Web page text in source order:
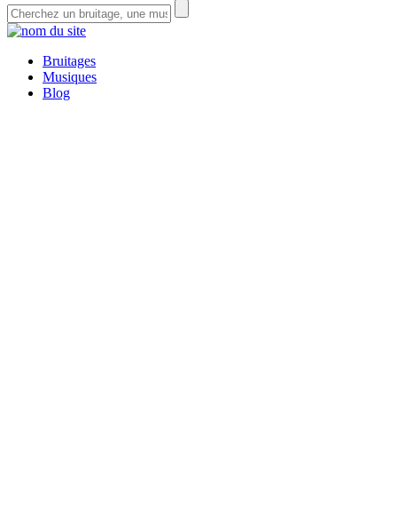
Bruitages
Musiques
Blog